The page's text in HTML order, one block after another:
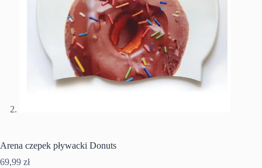
Arena czepek pływacki Donuts
69,99 zł